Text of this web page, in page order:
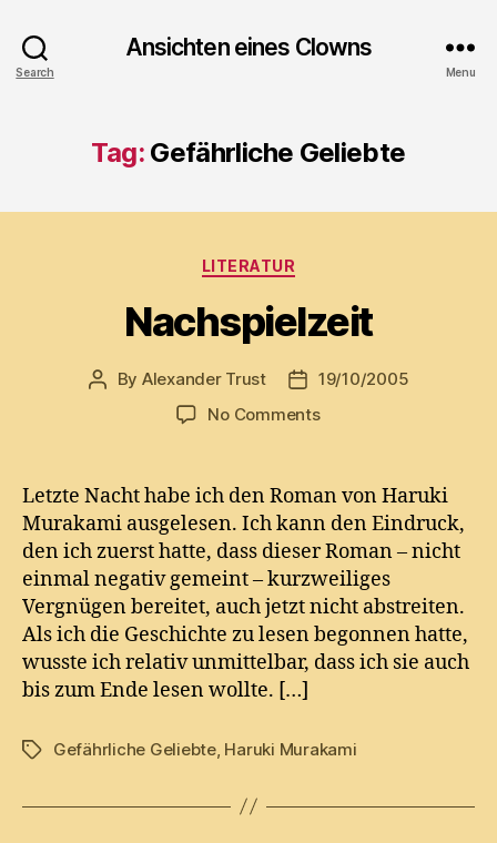
Search
Ansichten eines Clowns
Menu
Tag: Gefährliche Geliebte
Categories
LITERATUR
Nachspielzeit
Post
By Alexander Trust
Post19/10/2005
No Commentson
Letzte Nacht habe ich den Roman von Haruki
Murakami ausgelesen. Ich kann den Eindruck,
den ich zuerst hatte, dass dieser Roman – nicht
einmal negativ gemeint – kurzweiliges
Vergnügen bereitet, auch jetzt nicht abstreiten.
Als ich die Geschichte zu lesen begonnen hatte,
wusste ich relativ unmittelbar, dass ich sie auch
bis zum Ende lesen wollte. […]
TagsGefährliche Geliebte, Haruki Murakami